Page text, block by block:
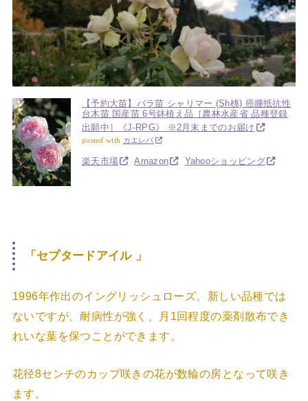
【予約大苗】バラ苗 シャリマー (Sh桃) 癌腫抵抗性
台木苗 国産苗 6号鉢植え品［農林水産省 品種登録
出願中］《J-RPG》 ※2月末までのお届け
posted with カエレバ
楽天市場 Amazon Yahooショッピング
「セプタードアイル 」
1996年作出のイングリッシュローズ。新しい品種では
ないですが、耐病性が強く、月1回程度の薬剤散布でき
れいな葉を保つことができます。
花径8センチのカップ咲きの花が数輪の房となって咲き
ます。